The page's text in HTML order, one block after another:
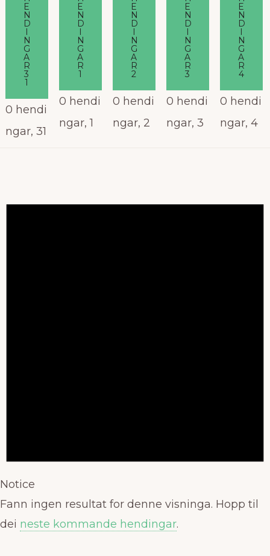
E
N
D
I
N
G
A
R
3
1
0 hendi
ngar, 31
E
N
D
I
N
G
A
R
1
0 hendi
ngar,1
E
N
D
I
N
G
A
R
2
0 hendi
ngar, 2
E
N
D
I
N
G
A
R
3
0 hendi
ngar, 3
E
N
D
I
N
G
A
R
4
0 hendi
ngar, 4
Notice
Fann ingen resultat for denne visninga. Hopp til
dei neste kommande hendingar.